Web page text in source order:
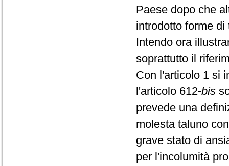
Paese dopo che
introdotto forme
Intendo ora
soprattutto il
Con l'articolo 1 si
l'articolo 612-bis
prevede una
molesta taluno
grave stato di
per l'incolumità